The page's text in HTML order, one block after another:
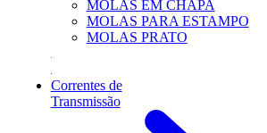
MOLAS EM CHAPA
MOLAS PARA ESTAMPO
MOLAS PRATO
Correntes de
Transmissão